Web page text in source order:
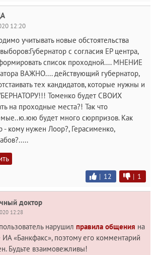
12:20
учитывать новые обстоятельства
с согласия ЕР центра,
список проходной.... МНЕНИЕ
ВАЖНО.... действующий губернатор,
тех кандидатов, которые нужны и
Томенко будет СВОИХ
на проходные места?! Так что
будет много сюрпризов. Как
- кому нужен Лоор?, Герасименко,
| 12 | 1
доктор
12:28
нарушил правила общения на
ИА «Банкфакс», поэтому его комментарий
Будьте взаимовежливы!